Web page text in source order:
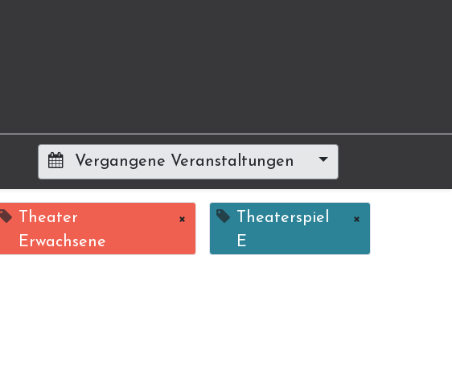
Vergangene Veranstaltungen
Theater
Erwachsene
×
Theaterspiel
E
×